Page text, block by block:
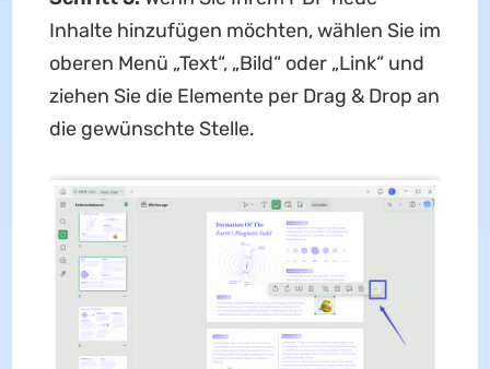
Inhalte hinzufügen möchten, wählen Sie im
oberen Menü „Text“, „Bild“ oder „Link“ und
ziehen Sie die Elemente per Drag & Drop an
die gewünschte Stelle.